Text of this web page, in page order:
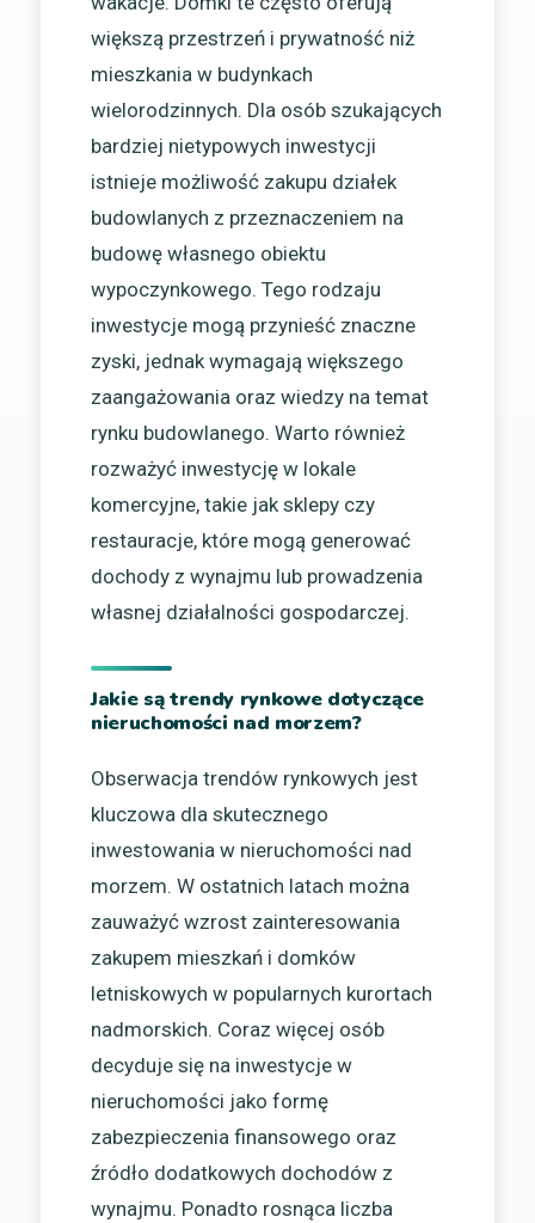
większą przestrzeń i prywatność niż
mieszkania w budynkach
wielorodzinnych. Dla osób szukających
bardziej nietypowych inwestycji
istnieje możliwość zakupu działek
budowlanych z przeznaczeniem na
budowę własnego obiektu
wypoczynkowego. Tego rodzaju
inwestycje mogą przynieść znaczne
zyski, jednak wymagają większego
zaangażowania oraz wiedzy na temat
rynku budowlanego. Warto również
rozważyć inwestycję w lokale
komercyjne, takie jak sklepy czy
restauracje, które mogą generować
dochody z wynajmu lub prowadzenia
własnej działalności gospodarczej.
Jakie są trendy rynkowe dotyczące
nieruchomości nad morzem?
Obserwacja trendów rynkowych jest
kluczowa dla skutecznego
inwestowania w nieruchomości nad
morzem. W ostatnich latach można
zauważyć wzrost zainteresowania
zakupem mieszkań i domków
letniskowych w popularnych kurortach
nadmorskich. Coraz więcej osób
decyduje się na inwestycje w
nieruchomości jako formę
zabezpieczenia finansowego oraz
źródło dodatkowych dochodów z
wynajmu. Ponadto rosnąca liczba